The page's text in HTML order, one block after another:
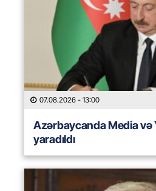
07.08.2026 - 13:00
Azərbaycanda Media və
yaradıldı